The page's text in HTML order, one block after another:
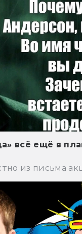
всё ещё в
из письма